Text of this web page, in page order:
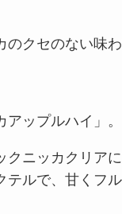
のクセのない味
ップルハイ」。
クニッカクリア
テルで、甘くフ